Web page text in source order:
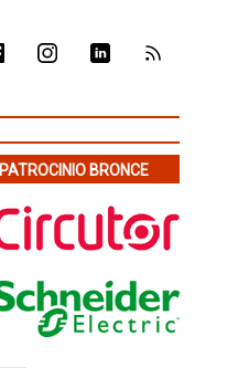
PATROCINIO BRONCE